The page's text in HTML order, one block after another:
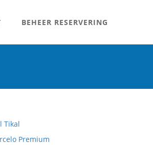
BEHEER RESERVERING
Tikal
Premium